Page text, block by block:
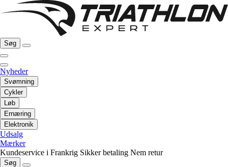
Søg
Nyheder
Svømning
Cykler
Løb
Ernæring
Elektronik
Udsalg
Mærker
Kundeservice i Frankrig Sikker betaling Nem retur
Søg